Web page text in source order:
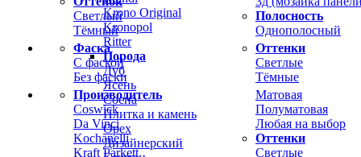
Светлый
Тёмный
Полосность
Однополосный
Фаска
С фаской
Без фаски
Оттенки
Светлые
Тёмные
Производитель
Coswick
Da Vinci
Kochanelli
Kraft Parkett
Матовая
Полуматовая
Любая на выбор
Оттенки
Светлые
Krono Original
Kronopol
Ritter
Порода
Дуб
Ясень
Сосна
Плитка и камень
Орех
Дизайнерский